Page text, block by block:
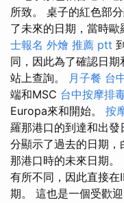
所致。 桌子的紅色部
了未來的日期，當時歐
士報名 外燴 推薦 ptt
同，因此為了確認日
站上查詢。 月子餐 台
端和MSC 台中按摩排
Europa來和開始。 按
羅那港口的到達和出發
分顯示了過去的日期
那港口時的未來日期。
有所不同，因此直接
期。 這也是一個受歡